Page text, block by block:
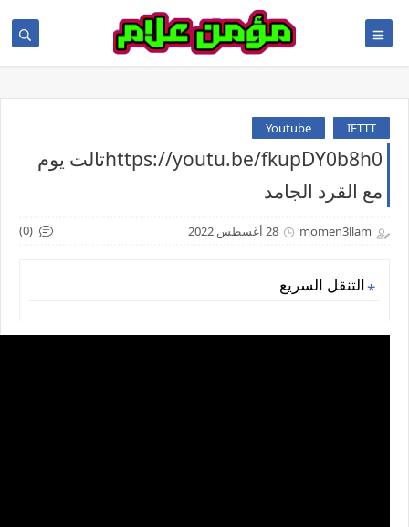
IFTTT
Youtube
https://youtu.be/fkupDY0b8h0تالت يوم
مع القرد الجامد
momen3llam 28 أغسطس 2022 (0)
التنقل السريع